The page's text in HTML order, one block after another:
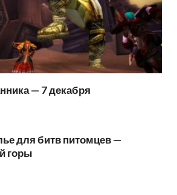
— 7 декабря
для битв питомцев —
горы